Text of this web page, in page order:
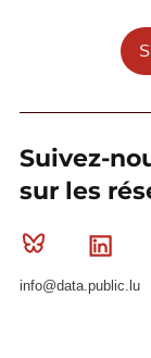
Suivez-
sur les
Bluesky
info@data.public.lu